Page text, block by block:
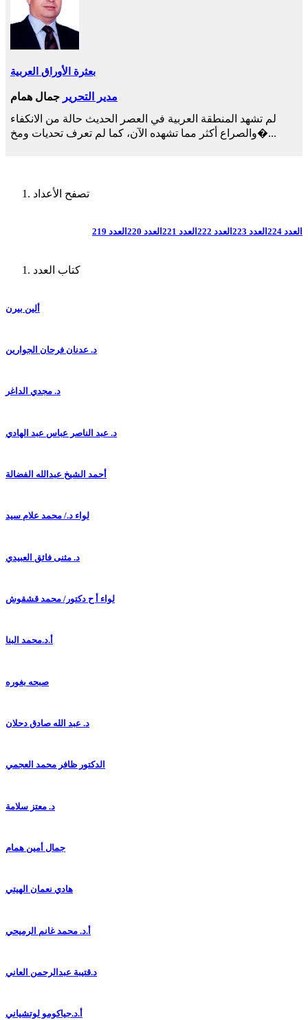
بعثرة الأوراق العربية
مدير التحرير جمال همام
لم تشهد المنطقة العربية في العصر الحديث حالة من الانكفاء
والصراع أكثر مما تشهده الآن، كما لم تعرف تحديات ومخ�...
تصفح الأعداد
العدد 224 العدد 223 العدد 222 العدد 221 العدد 220 العدد 219
كتاب العدد
ألين بيرن
د. عدنان فرحان الجوارين
د. مجدي الداغر
د. عبد الناصر عباس عبد الهادي
أحمد الشيخ عبدالله الفضالة
لواء د./ محمد علام سيد
د. مثنى فائق العبيدي
لواء أ ح دكتور/ محمد قشقوش
أ.د.محمد البنا
صبحه بغوره
د. عبد الله صادق دحلان
الدكتور ظافر محمد العجمي
د. معتز سلامة
جمال أمين همام
هادي نعمان الهيتي
أ.د. محمد غانم الرميحي
د.قتيبة عبدالرحمن العاني
أ.د.جياكومو لوتشياني